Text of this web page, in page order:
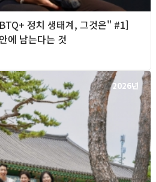
정치 생태계, 그것은" #1]
에 남는다는 것
2026년